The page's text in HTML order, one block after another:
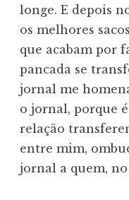
longe. E depois
os melhores
que acabam por
pancada se
jornal me
o jornal, porque
relação
entre mim,
jornal a quem,